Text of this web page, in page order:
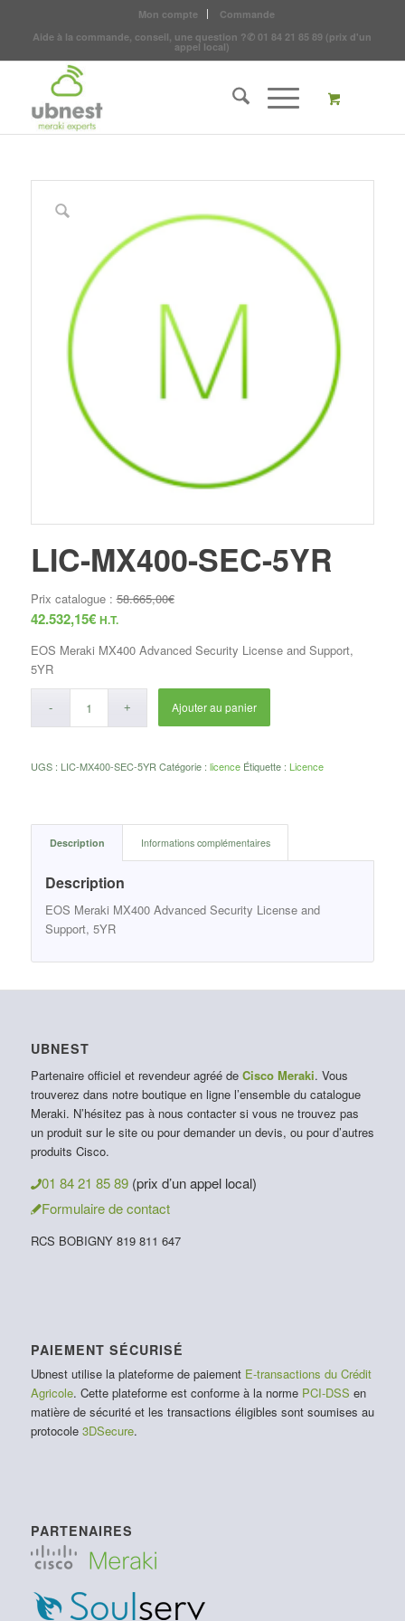
Mon compte
Commande
Aide à la commande, conseil, une question ?✆ 01 84 21 85 89 (prix d'un
appel local)
LIC-MX400-SEC-5YR
Prix catalogue :58.665,00€
42.532,15€ H.T.
EOS Meraki MX400 Advanced Security License and Support,
5YR
Ajouter au panier
UGS : LIC-MX400-SEC-5YR Catégorie : licence Étiquette : Licence
Description Informations complémentaires
Description
EOS Meraki MX400 Advanced Security License and
Support, 5YR
UBNEST
Partenaire officiel et revendeur agréé de Cisco Meraki. Vous
trouverez dans notre boutique en ligne l’ensemble du catalogue
Meraki. N’hésitez pas à nous contacter si vous ne trouvez pas
un produit sur le site ou pour demander un devis, ou pour d’autres
produits Cisco.
01 84 21 85 89 (prix d’un appel local)
Formulaire de contact
RCS BOBIGNY 819 811 647
PAIEMENT SÉCURISÉ
Ubnest utilise la plateforme de paiement E-transactions du Crédit
Agricole. Cette plateforme est conforme à la norme PCI-DSS en
matière de sécurité et les transactions éligibles sont soumises au
protocole 3DSecure.
PARTENAIRES